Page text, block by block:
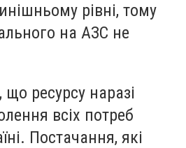
рівні, тому
на АЗС не
ресурсу наразі
всіх потреб
Постачання, які